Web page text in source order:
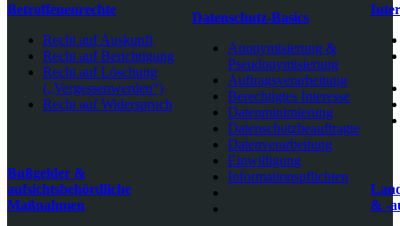
Betroffenenrechte
Recht auf Auskunft
Recht auf Berichtigung
Recht auf Löschung
(„Vergessenwerden“)
Recht auf Widerspruch
Bußgelder &
aufsichtsbehördliche
Maßnahmen
Datenschutz-Basics
Anonymisierung &
Pseudonymisierung
Auftragsverarbeitung
Berechtigtes Interesse
Datenminimierung
Datenschutzbeauftragte
Datenverarbeitung
Einwilligung
Informationspflichten
& -